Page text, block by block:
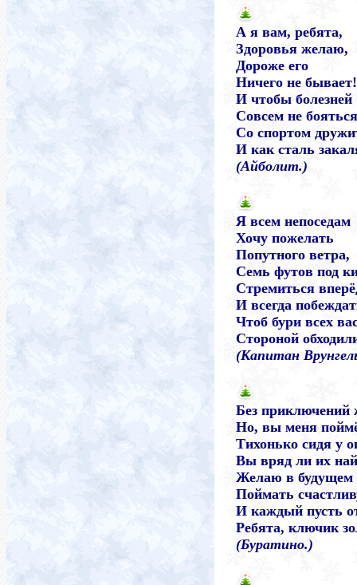
А я вам, ребята,
Здоровья желаю,
Дороже его
Ничего не бывает!
И чтобы болезней
Совсем не
Со спортом
И как сталь
(Айболит.)
Я всем непоседам
Хочу пожелать
Попутного ветра,
Семь футов под
Стремиться
И всегда
Чтоб бури всех
Стороной
(Капитан
Без приключений
Но, вы меня
Тихонько сидя у
Вы вряд ли их
Желаю в будущем
Поймать
И каждый пусть
Ребята, ключик
(Буратино.)